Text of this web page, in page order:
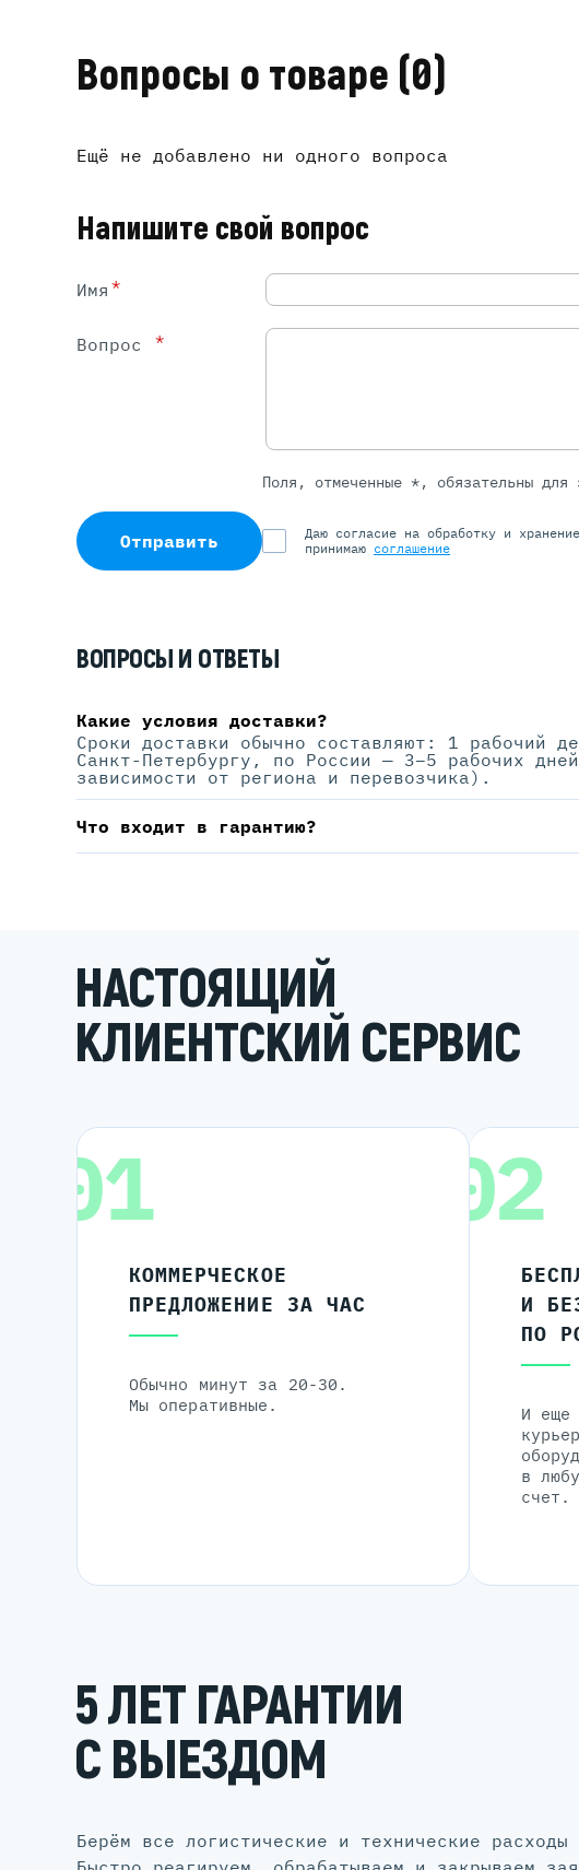
Вопросы о товаре (0)
Ещё не добавлено ни одного вопроса
Напишите свой вопрос
Имя *
Вопрос *
Поля, отмеченные *, обязательны для
Отправить Даю согласие на обработку и
принимаю соглашение
ВОПРОСЫ И ОТВЕТЫ
Какие условия доставки?
Сроки доставки обычно составляют: 1 рабочий
Санкт-Петербургу, по России — 3–5 рабочих
зависимости от региона и перевозчика).
Что входит в гарантию?
НАСТОЯЩИЙ
КЛИЕНТСКИЙ СЕРВИС
01
КОММЕРЧЕСКОЕ
ПРЕДЛОЖЕНИЕ ЗА ЧАС
Обычно минут за 20-30.
Мы оперативные.
02
И
ПО
И еще
в
счет.
5 ЛЕТ ГАРАНТИИ
С ВЫЕЗДОМ
Берём все логистические и технические